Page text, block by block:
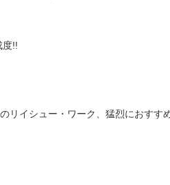
度!!
リイシュー・ワーク、猛烈におすすめ